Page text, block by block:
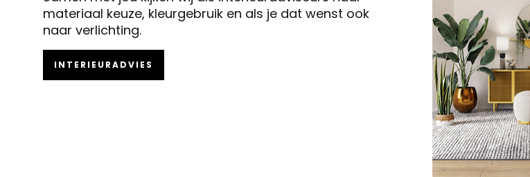
materiaal keuze, kleurgebruik en als je dat wenst ook
naar verlichting.
INTERIEURADVIES